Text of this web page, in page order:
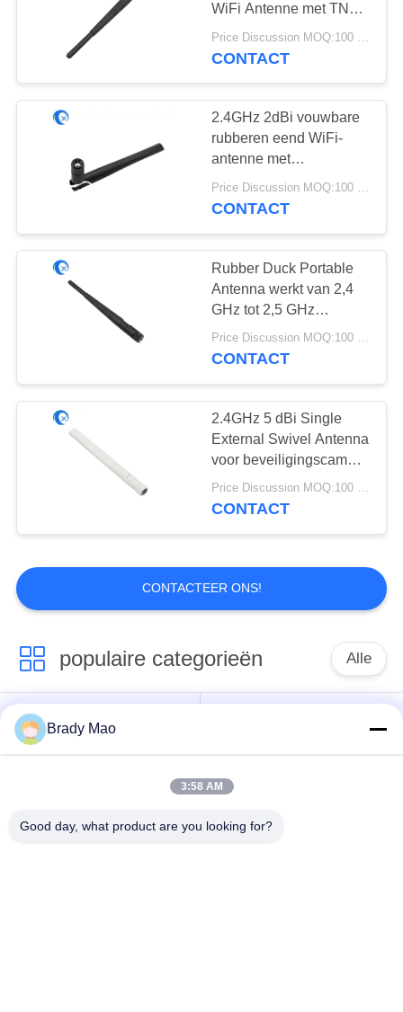
Aangepaste plastic
delen
Coaxiale de
Kabelassemblage
van rf
6
CNC
Machinehardware
18
WiFi Antenne met TNC
Male Connector voor
Telecommunicatie
CONTACT
2.4GHz 2dBi vouwbare
rubberen eend WiFi-
antenne met
omgekeerde paal SMA-
mannelijke connector
Price Discussion MOQ:100 stuks
CONTACT
Rubber Duck Portable
Antenna werkt van 2,4
GHz tot 2,5 GHz
Antenna met een
nominaal 3 dBi Gain RP
Price Discussion MOQ:100 stuks
CONTACT
2.4GHz 5 dBi Single
External Swivel Antenna
voor beveiligingscamera
Single Foldable Best
Rubber Duck Antenna
Price Discussion MOQ:100 stuks
CONTACT
CONTACTEER ONS!
populaire categorieën Alle
De Antenne van
Omniwifi
De Antenne van het
Brady Mao
3:58 AM
Good day, what product are you looking for?